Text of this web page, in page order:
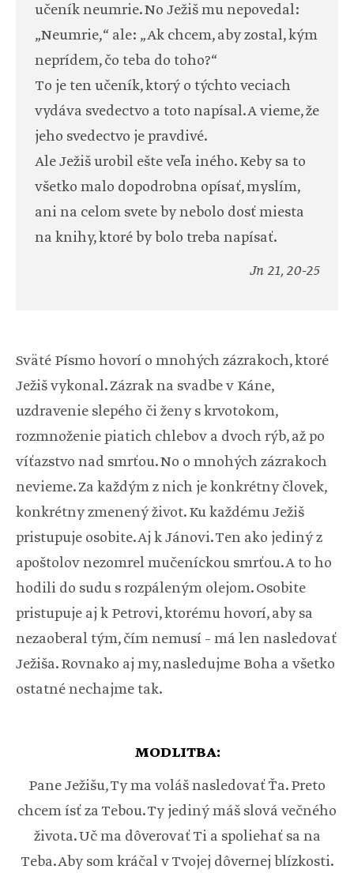
učeník neumrie. No Ježiš mu nepovedal:
„Neumrie,“ ale: „Ak chcem, aby zostal, kým
neprídem, čo teba do toho?“
To je ten učeník, ktorý o týchto veciach
vydáva svedectvo a toto napísal. A vieme, že
jeho svedectvo je pravdivé.
Ale Ježiš urobil ešte veľa iného. Keby sa to
všetko malo dopodrobna opísať, myslím,
ani na celom svete by nebolo dosť miesta
na knihy, ktoré by bolo treba napísať.
Jn 21, 20-25
Sväté Písmo hovorí o mnohých zázrakoch, ktoré
Ježiš vykonal. Zázrak na svadbe v Káne,
uzdravenie slepého či ženy s krvotokom,
rozmnoženie piatich chlebov a dvoch rýb, až po
víťazstvo nad smrťou. No o mnohých zázrakoch
nevieme. Za každým z nich je konkrétny človek,
konkrétny zmenený život. Ku každému Ježiš
pristupuje osobite. Aj k Jánovi. Ten ako jediný z
apoštolov nezomrel mučeníckou smrťou. A to ho
hodili do sudu s rozpáleným olejom. Osobite
pristupuje aj k Petrovi, ktorému hovorí, aby sa
nezaoberal tým, čím nemusí – má len nasledovať
Ježiša. Rovnako aj my, nasledujme Boha a všetko
ostatné nechajme tak.
MODLITBA:
Pane Ježišu, Ty ma voláš nasledovať Ťa. Preto
chcem ísť za Tebou. Ty jediný máš slová večného
života. Uč ma dôverovať Ti a spoliehať sa na
Teba. Aby som kráčal v Tvojej dôvernej blízkosti.